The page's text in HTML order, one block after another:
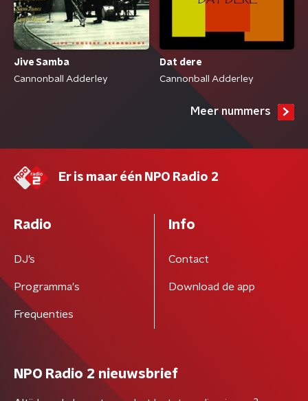
Jive Samba
Cannonball Adderley
Dat dere
Cannonball Adderley
Meer nummers
Er is maar één NPO Radio 2
Radio
DJ’s
Programma's
Frequenties
Info
Contact
Download de app
NPO Radio 2 nieuwsbrief